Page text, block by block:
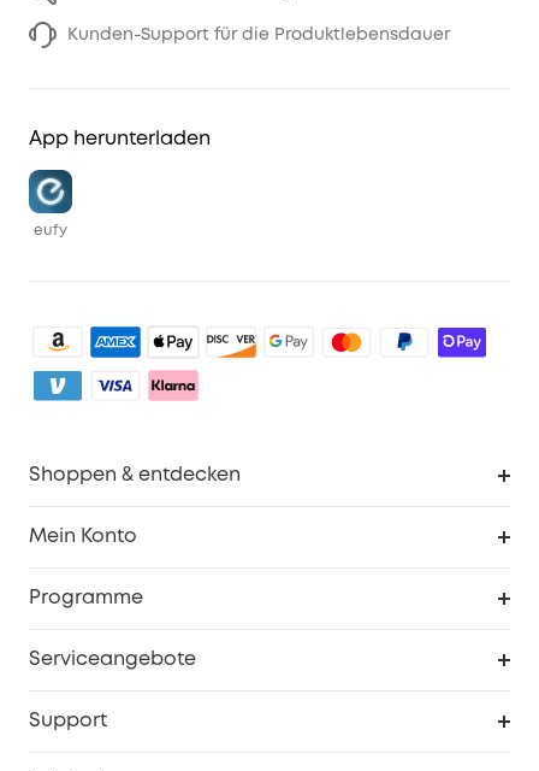
Kunden-Support für die Produktlebensdauer
App herunterladen
eufy
Shoppen & entdecken
Mein Konto
Programme
Serviceangebote
Support